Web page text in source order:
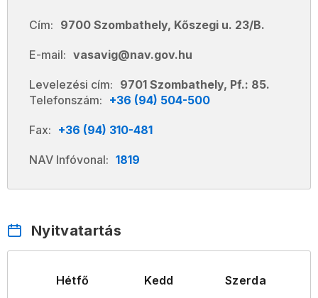
Cím: 9700 Szombathely, Kőszegi u. 23/B.
E-mail: vasavig@nav.gov.hu
Levelezési cím: 9701 Szombathely, Pf.: 85.
Telefonszám: +36 (94) 504-500
Fax: +36 (94) 310-481
NAV Infóvonal: 1819
Nyitvatartás
Hétfő
Kedd
Szerda